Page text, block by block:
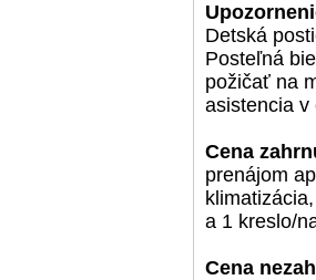
Detská
Posteľná
požičať na
asistencia v
Cena
prenájom
a 1 kreslo/
Cena